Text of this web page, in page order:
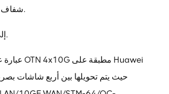
تخصيص MAC شفاف (10.7 جيجا).
MTU: 1518 إلى 9600 بايت.